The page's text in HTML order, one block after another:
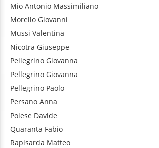
Mio Antonio Massimiliano
Morello Giovanni
Mussi Valentina
Nicotra Giuseppe
Pellegrino Giovanna
Pellegrino Giovanna
Pellegrino Paolo
Persano Anna
Polese Davide
Quaranta Fabio
Rapisarda Matteo